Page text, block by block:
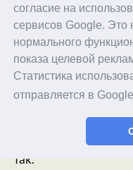
согласие на
сервисов Google. Это
нормального
показа целевой
Статистика
отправляется в Google
Алекс У
08.04.18
12:21
Про "Гадаю по IP"
Windows",
очень работает, а
так.